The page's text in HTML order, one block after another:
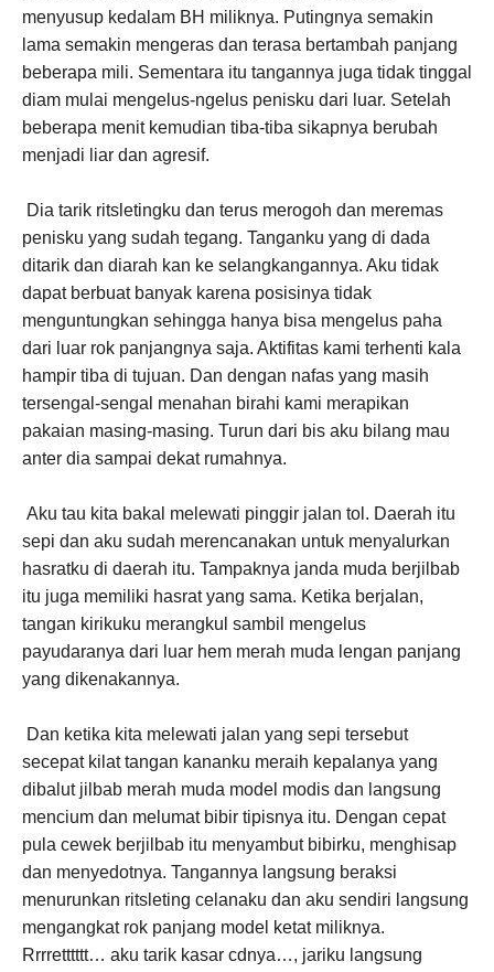
menyusup kedalam BH miliknya. Putingnya semakin
lama semakin mengeras dan terasa bertambah panjang
beberapa mili. Sementara itu tangannya juga tidak tinggal
diam mulai mengelus-ngelus penisku dari luar. Setelah
beberapa menit kemudian tiba-tiba sikapnya berubah
menjadi liar dan agresif.
Dia tarik ritsletingku dan terus merogoh dan meremas
penisku yang sudah tegang. Tanganku yang di dada
ditarik dan diarah kan ke selangkangannya. Aku tidak
dapat berbuat banyak karena posisinya tidak
menguntungkan sehingga hanya bisa mengelus paha
dari luar rok panjangnya saja. Aktifitas kami terhenti kala
hampir tiba di tujuan. Dan dengan nafas yang masih
tersengal-sengal menahan birahi kami merapikan
pakaian masing-masing. Turun dari bis aku bilang mau
anter dia sampai dekat rumahnya.
Aku tau kita bakal melewati pinggir jalan tol. Daerah itu
sepi dan aku sudah merencanakan untuk menyalurkan
hasratku di daerah itu. Tampaknya janda muda berjilbab
itu juga memiliki hasrat yang sama. Ketika berjalan,
tangan kirikuku merangkul sambil mengelus
payudaranya dari luar hem merah muda lengan panjang
yang dikenakannya.
Dan ketika kita melewati jalan yang sepi tersebut
secepat kilat tangan kananku meraih kepalanya yang
dibalut jilbab merah muda model modis dan langsung
mencium dan melumat bibir tipisnya itu. Dengan cepat
pula cewek berjilbab itu menyambut bibirku, menghisap
dan menyedotnya. Tangannya langsung beraksi
menurunkan ritsleting celanaku dan aku sendiri langsung
mengangkat rok panjang model ketat miliknya.
Rrrretttttt… aku tarik kasar cdnya…, jariku langsung